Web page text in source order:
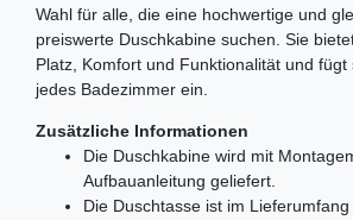
Wahl für alle, die eine hochwertige und
preiswerte Duschkabine suchen. Sie
Platz, Komfort und Funktionalität und fügt
jedes Badezimmer ein.
Zusätzliche Informationen
Die Duschkabine wird mit
Aufbauanleitung geliefert.
Die Duschtasse ist im Lieferumfang